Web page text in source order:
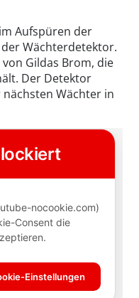
Aufspüren der
Wächterdetektor.
Gildas Brom, die
Der Detektor
Wächter in